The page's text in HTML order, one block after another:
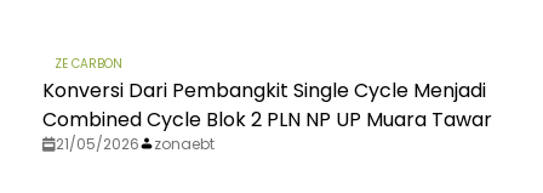
ZE CARBON
Konversi Dari Pembangkit Single Cycle Menjadi
Combined Cycle Blok 2 PLN NP UP Muara Tawar
21/05/2026 zonaebt